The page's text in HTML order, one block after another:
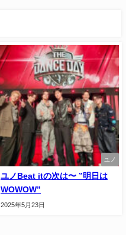
ユノ
ユノBeat itの次は〜 ”明日は
WOWOW”
2025年5月23日